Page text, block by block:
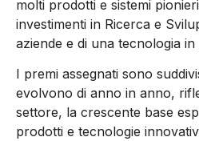
molti prodotti e sistemi
investimenti in Ricerca e
aziende e di una tecnologia
I premi assegnati sono
evolvono di anno in anno,
settore, la crescente base
prodotti e tecnologie